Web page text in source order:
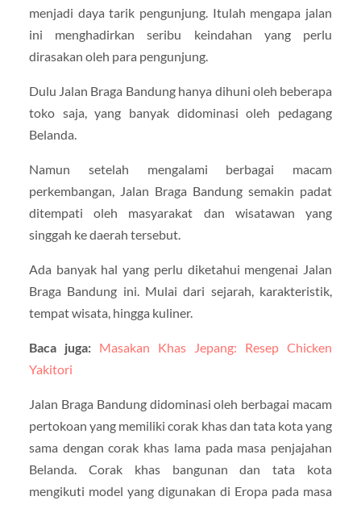
menjadi daya tarik pengunjung. Itulah mengapa jalan
ini menghadirkan seribu keindahan yang perlu
dirasakan oleh para pengunjung.
Dulu Jalan Braga Bandung hanya dihuni oleh beberapa
toko saja, yang banyak didominasi oleh pedagang
Belanda.
Namun setelah mengalami berbagai macam
perkembangan, Jalan Braga Bandung semakin padat
ditempati oleh masyarakat dan wisatawan yang
singgah ke daerah tersebut.
Ada banyak hal yang perlu diketahui mengenai Jalan
Braga Bandung ini. Mulai dari sejarah, karakteristik,
tempat wisata, hingga kuliner.
Baca juga: Masakan Khas Jepang: Resep Chicken
Yakitori
Jalan Braga Bandung didominasi oleh berbagai macam
pertokoan yang memiliki corak khas dan tata kota yang
sama dengan corak khas lama pada masa penjajahan
Belanda. Corak khas bangunan dan tata kota
mengikuti model yang digunakan di Eropa pada masa